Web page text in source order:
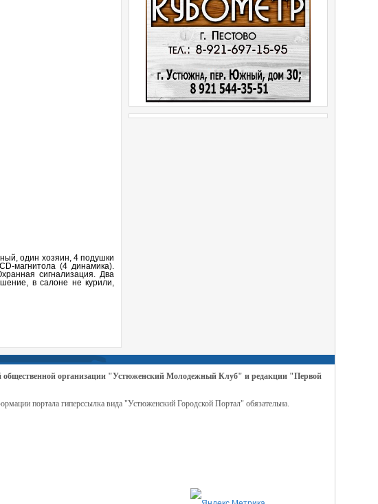
один хозяин, 4 подушки
магнитола (4 динамика).
сигнализация. Два
в салоне не курили,
общественной организации "Устюженский Молодежный Клуб" и редакции "Первой
портала гиперссылка вида "Устюженский Городской Портал" обязательна.